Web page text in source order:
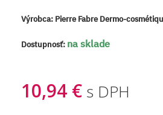
Výrobca: Pierre Fabre Dermo-
Dostupnosť: na sklade
10,94 € s DPH